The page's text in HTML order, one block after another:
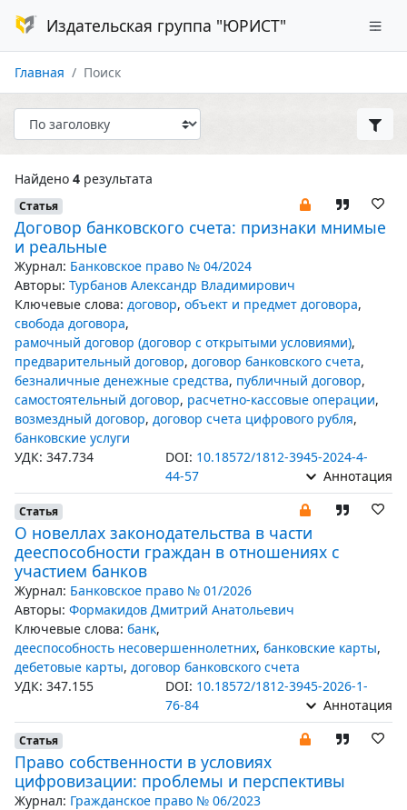
Издательская группа "ЮРИСТ"
Главная Поиск
Найдено 4 результата
Статья
Договор банковского счета: признаки мнимые
и реальные
Журнал: Банковское право № 04/2024
Авторы: Турбанов Александр Владимирович
Ключевые слова: договор, объект и предмет договора,
свобода договора,
рамочный договор (договор с открытыми условиями),
предварительный договор, договор банковского счета,
безналичные денежные средства, публичный договор,
самостоятельный договор, расчетно-кассовые операции,
возмездный договор, договор счета цифрового рубля,
банковские услуги
УДК: 347.734
DOI: 10.18572/1812-3945-2024-4-
44-57
Аннотация
Статья
О новеллах законодательства в части
дееспособности граждан в отношениях с
участием банков
Журнал: Банковское право № 01/2026
Авторы: Формакидов Дмитрий Анатольевич
Ключевые слова: банк,
дееспособность несовершеннолетних, банковские карты,
дебетовые карты, договор банковского счета
УДК: 347.155
DOI: 10.18572/1812-3945-2026-1-
76-84
Аннотация
Статья
Право собственности в условиях
цифровизации: проблемы и перспективы
Журнал: Гражданское право № 06/2023